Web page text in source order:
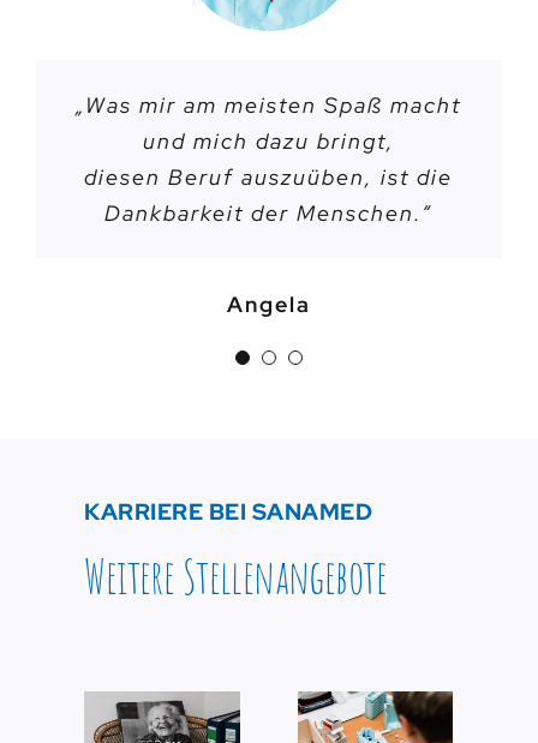
„Was mir am meisten Spaß macht
und mich dazu bringt,
diesen Beruf auszuüben, ist die
Dankbarkeit der Menschen.“
Angela
„Man fühlt sich bei Sanamed
jederzeit willkommen.
Ich bin auch selbst nach einer
kleinen Auszeit, wieder
„Ich würde allen Menschen, die
die Arbeit an und
mit Menschen lieben, Sanamed
empfehlen.“
Astrid
KARRIERE BEI SANAMED
Weitere Stellenangebote